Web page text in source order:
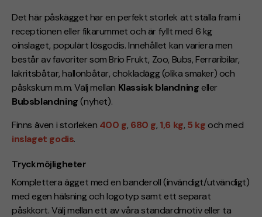
Det här påskägget har en perfekt storlek att ställa fram i
receptionen eller fikarummet och är fyllt med 6 kg
oinslaget, populärt lösgodis. Innehållet kan variera men
består av favoriter som Brio Frukt, Zoo, Bubs, Ferraribilar,
lakritsbåtar, hallonbåtar, chokladägg (olika smaker) och
påskskum m.m. Välj mellan Klassisk blandning eller
Bubsblandning(nyhet).
Finns även i storleken 400 g, 680 g, 1,6 kg, 5 kg och med
inslaget godis.
Tryckmöjligheter
Komplettera ägget med en banderoll (invändigt/utvändigt)
med egen hälsning och logotyp samt ett separat
påskkort. Välj mellan ett av våra standardmotiv eller ta